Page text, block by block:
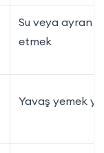
Su veya ayran
etmek
Yavaş yemek